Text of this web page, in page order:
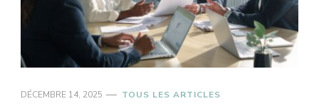
DÉCEMBRE 14, 2025 TOUS LES ARTICLES